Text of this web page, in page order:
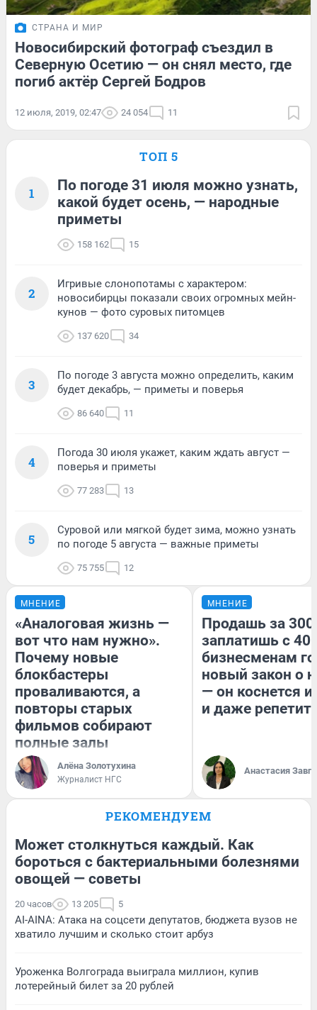
СТРАНА И МИР
Новосибирский фотограф съездил в
Северную Осетию — он снял место, где
погиб актёр Сергей Бодров
12 июля, 2019, 02:47 24 054 11
ТОП 5
1
По погоде 31 июля можно узнать,
какой будет осень, — народные
приметы
158 162 15
2
Игривые слонопотамы с характером:
новосибирцы показали своих огромных мейн-
кунов — фото суровых питомцев
137 620 34
3
По погоде 3 августа можно определить, каким
будет декабрь, — приметы и поверья
86 640 11
4
Погода 30 июля укажет, каким ждать август —
поверья и приметы
77 283 13
5
Суровой или мягкой будет зима, можно узнать
по погоде 5 августа — важные приметы
75 755 12
МНЕНИЕ
«Аналоговая жизнь —
вот что нам нужно».
Почему новые
блокбастеры
проваливаются, а
повторы старых
фильмов собирают
полные залы
Алёна Золотухина
Журналист НГС
МНЕНИЕ
Продашь за
заплатишь с
бизнесменам
новый закон о
— он коснется
и даже
Анастасия
РЕКОМЕНДУЕМ
Может столкнуться каждый. Как
бороться с бактериальными болезнями
овощей — советы
20 часов 13 205 5
AI-AINA: Атака на соцсети депутатов, бюджета вузов не
хватило лучшим и сколько стоит арбуз
Уроженка Волгограда выиграла миллион, купив
лотерейный билет за 20 рублей